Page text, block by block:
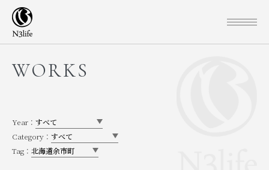
WORKS
Year：
Category：
Tag：